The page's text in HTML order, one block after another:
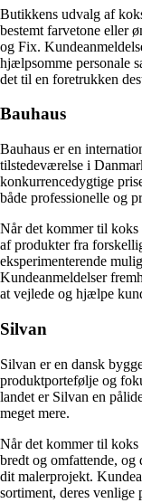
Butikkens udvalg af
bestemt farvetone eller
og Fix.
hjælpsomme personale
det til en foretrukken
Bauhaus
Bauhaus er en
tilstedeværelse i
konkurrencedygtige
både professionelle og
Når det kommer til koks
af produkter fra
eksperimenterende
Kundeanmeldelser
at vejlede og hjælpe
Silvan
Silvan er en dansk
produktportefølje og
landet er Silvan en
meget mere.
Når det kommer til
bredt og omfattende,
dit malerprojekt.
sortiment, deres venlige